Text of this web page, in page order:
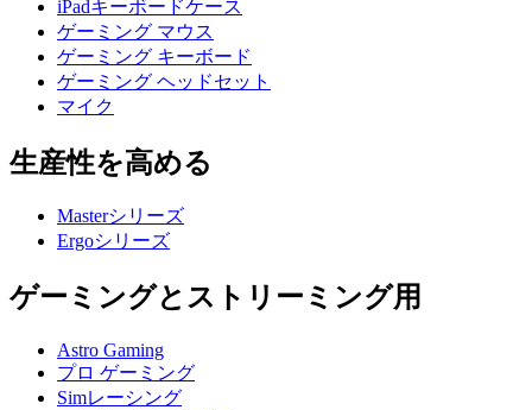
iPadキーボードケース
ゲーミング マウス
ゲーミング キーボード
ゲーミング ヘッドセット
マイク
生産性を高める
Masterシリーズ
Ergoシリーズ
ゲーミングとストリーミング用
Astro Gaming
プロ ゲーミング
Simレーシング